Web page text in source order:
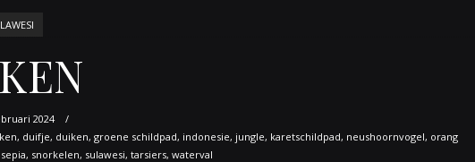
2024
, duifje, duiken, groene schildpad, indonesie, jungle, karetschildpad, neushoornvogel, orang
sepia, snorkelen, sulawesi, tarsiers, waterval